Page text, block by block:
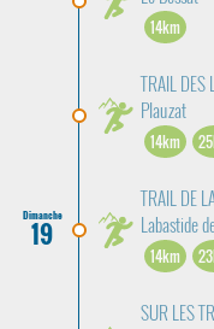
14km
TRAIL DES
Plauzat
14km
Dimanche
19
TRAIL DE
Labastide
14km
SUR LES